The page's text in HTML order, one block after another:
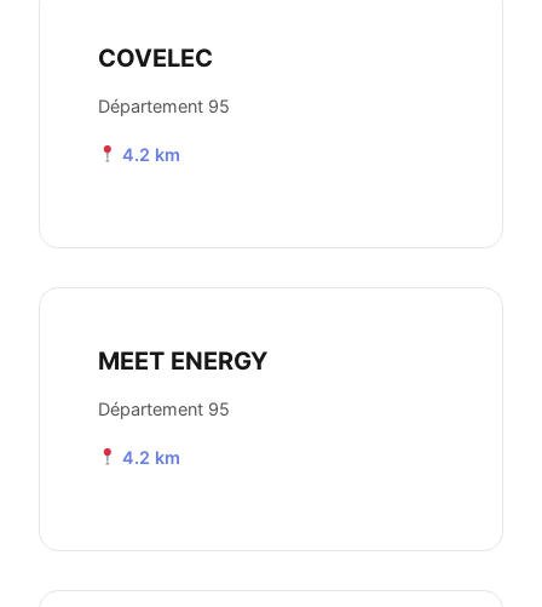
COVELEC
Département 95
4.2 km
MEET ENERGY
Département 95
4.2 km